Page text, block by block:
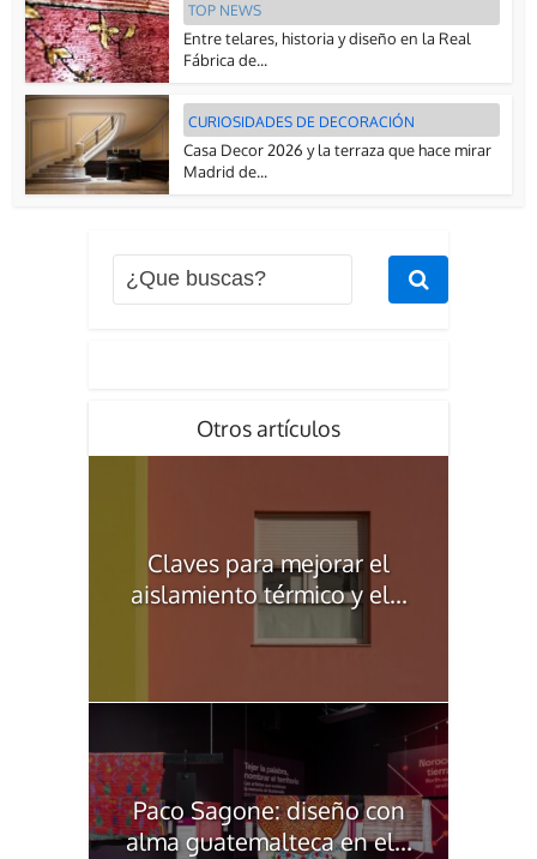
TOP NEWS
Entre telares, historia y diseño en la Real
Fábrica de...
CURIOSIDADES DE DECORACIÓN
Casa Decor 2026 y la terraza que hace mirar
Madrid de...
Otros artículos
Claves para mejorar el
aislamiento térmico y el...
Paco Sagone: diseño con
alma guatemalteca en el...